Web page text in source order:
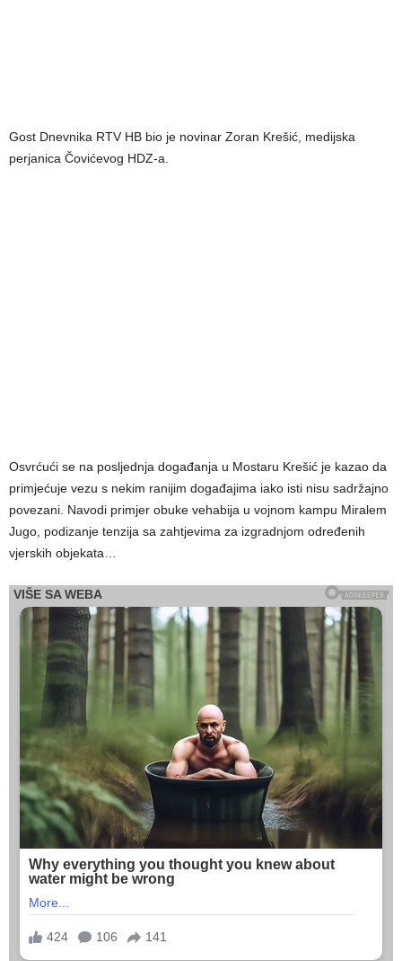
Gost Dnevnika RTV HB bio je novinar Zoran Krešić, medijska
perjanica Čovićevog HDZ-a.
Osvrćući se na posljednja događanja u Mostaru Krešić je kazao da
primjećuje vezu s nekim ranijim događajima iako isti nisu sadržajno
povezani. Navodi primjer obuke vehabija u vojnom kampu Miralem
Jugo, podizanje tenzija sa zahtjevima za izgradnjom određenih
vjerskih objekata…